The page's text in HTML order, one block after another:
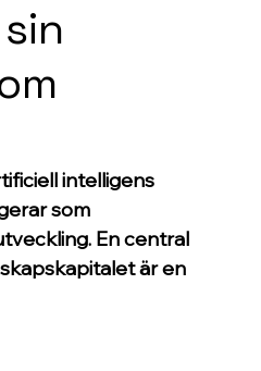
intelligens
som
En central
är en